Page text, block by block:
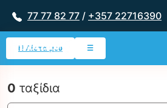
77 77 82 77 / +357 22716390
Η Λίστα μου ☰
0 ταξίδια